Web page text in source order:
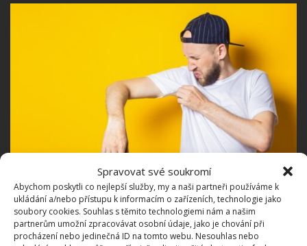
Spravovat své soukromí
Abychom poskytli co nejlepší služby, my a naši partneři používáme k
ukládání a/nebo přístupu k informacím o zařízeních, technologie jako
soubory cookies. Souhlas s těmito technologiemi nám a našim
partnerům umožní zpracovávat osobní údaje, jako je chování při
procházení nebo jedinečná ID na tomto webu. Nesouhlas nebo
Fotografie: Freepik
V obchodech najdete také speciální bělící pasty či